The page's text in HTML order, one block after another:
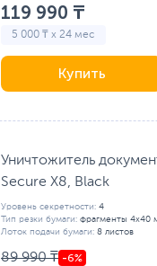
119 990 ₸
5 000 ₸ x 24 мес
Купить
Уничтожитель
Secure X8, Black
Уровень секретности: 4
Тип резки бумаги: фрагменты 4x40
Лоток подачи бумаги: 8 листов
89 990 ₸